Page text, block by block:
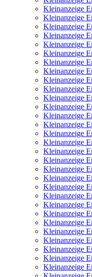
Kleinanzeige
Kleinanzeige
Kleinanzeige
Kleinanzeige
Kleinanzeige
Kleinanzeige
Kleinanzeige
Kleinanzeige
Kleinanzeige
Kleinanzeige
Kleinanzeige
Kleinanzeige
Kleinanzeige
Kleinanzeige
Kleinanzeige
Kleinanzeige
Kleinanzeige
Kleinanzeige
Kleinanzeige
Kleinanzeige
Kleinanzeige
Kleinanzeige
Kleinanzeige
Kleinanzeige
Kleinanzeige
Kleinanzeige
Kleinanzeige
Kleinanzeige
Kleinanzeige
Kleinanzeige